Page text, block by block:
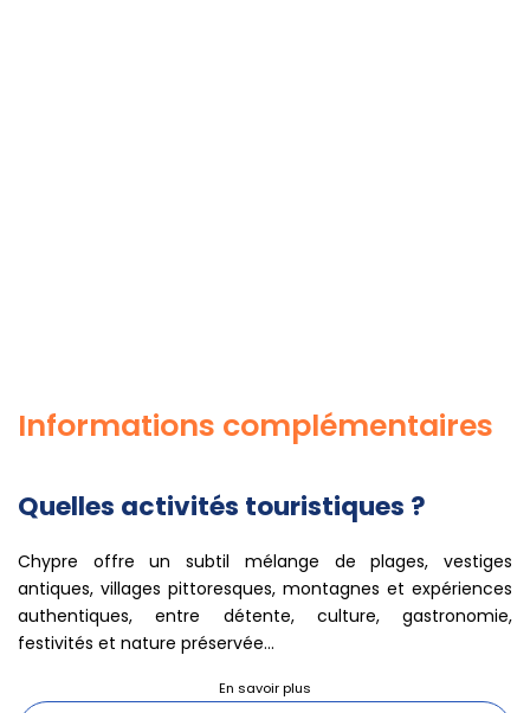
Informations complémentaires
Quelles activités touristiques ?
Chypre offre un subtil mélange de plages, vestiges
antiques, villages pittoresques, montagnes et expériences
authentiques, entre détente, culture, gastronomie,
festivités et nature préservée...